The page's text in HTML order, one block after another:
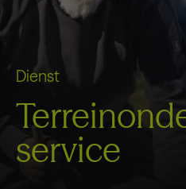
Dienst
service